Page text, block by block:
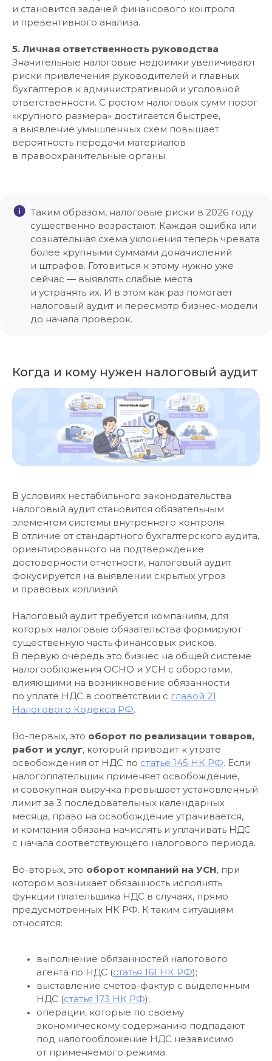
и становится задачей финансового контроля
и превентивного анализа.
5. Личная ответственность руководства
Значительные налоговые недоимки увеличивают
риски привлечения руководителей и главных
бухгалтеров к административной и уголовной
ответственности. С ростом налоговых сумм порог
«крупного размера» достигается быстрее,
а выявление умышленных схем повышает
вероятность передачи материалов
в правоохранительные органы.
Таким образом, налоговые риски в 2026 году
существенно возрастают. Каждая ошибка или
сознательная схема уклонения теперь чревата
более крупными суммами доначислений
и штрафов. Готовиться к этому нужно уже
сейчас — выявлять слабые места
и устранять их. И в этом как раз помогает
налоговый аудит и пересмотр бизнес-модели
до начала проверок.
Когда и кому нужен налоговый аудит
В условиях нестабильного законодательства
налоговый аудит становится обязательным
элементом системы внутреннего контроля.
В отличие от стандартного бухгалтерского аудита,
ориентированного на подтверждение
достоверности отчетности, налоговый аудит
фокусируется на выявлении скрытых угроз
и правовых коллизий.
Налоговый аудит требуется компаниям, для
которых налоговые обязательства формируют
существенную часть финансовых рисков.
В первую очередь это бизнес на общей системе
налогообложения ОСНО и УСН с оборотами,
влияющими на возникновение обязанности
по уплате НДС в соответствии с главой 21
Налогового Кодекса РФ.
Во-первых, это оборот по реализации товаров,
работ и услуг, который приводит к утрате
освобождения от НДС по статье 145 НК РФ. Если
налогоплательщик применяет освобождение,
и совокупная выручка превышает установленный
лимит за 3 последовательных календарных
месяца, право на освобождение утрачивается,
и компания обязана начислять и уплачивать НДС
с начала соответствующего налогового периода.
Во-вторых, это оборот компаний на УСН, при
котором возникает обязанность исполнять
функции плательщика НДС в случаях, прямо
предусмотренных НК РФ. К таким ситуациям
относятся:
выполнение обязанностей налогового
агента по НДС (статья 161 НК РФ);
выставление счетов-фактур с выделенным
НДС (статья 173 НК РФ);
операции, которые по своему
экономическому содержанию подпадают
под налогообложение НДС независимо
от применяемого режима.